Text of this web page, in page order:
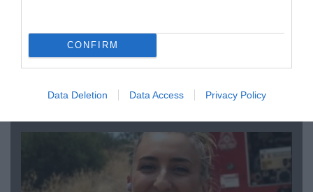
CONFIRM
Data Deletion Data Access Privacy Policy
04.08.2026 | 15:02
Αυτή την ώρα το τελευταίο «αντίο» στον πρώην
υπουργό Ι.Βαρβιτσιώτη (φωτο)